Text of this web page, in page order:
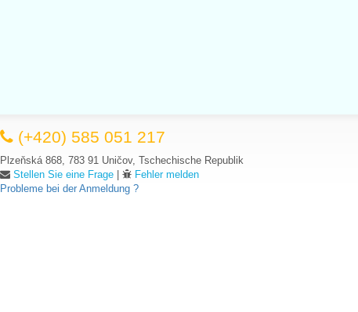
(+420) 585 051 217
Plzeňská 868, 783 91 Uničov, Tschechische Republik
Stellen Sie eine Frage |
Fehler melden
Probleme bei der Anmeldung ?